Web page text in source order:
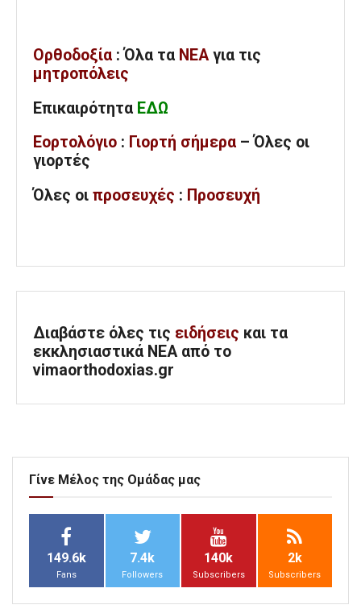
Ορθοδοξία : Όλα τα ΝΕΑ για τις
μητροπόλεις
Επικαιρότητα ΕΔΩ
Εορτολόγιο : Γιορτή σήμερα – Όλες οι
γιορτές
Όλες οι προσευχές : Προσευχή
Διαβάστε όλες τις ειδήσεις και τα
εκκλησιαστικά ΝΕΑ από το
vimaorthodoxias.gr
Γίνε Μέλος της Ομάδας μας
149.6k
Fans
7.4k
Followers
140k
Subscribers
2k
Subscribers